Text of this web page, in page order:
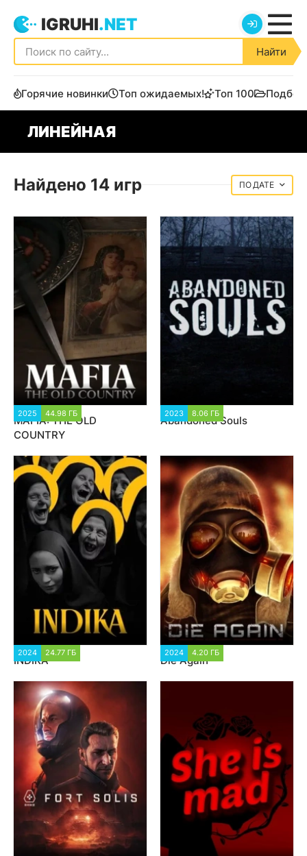
IGRUHI.NET
Найти
Горячие новинки Топ ожидаемых! Топ 100
ЛИНЕЙНАЯ
Найдено 14 игр ДАТЕ
2025 44.98 ГБ
MAFIA: THE OLD
COUNTRY
2023 8.06 ГБ
Abandoned Souls
2024 24.77 ГБ
INDIKA
2024 4.20 ГБ
Die Again